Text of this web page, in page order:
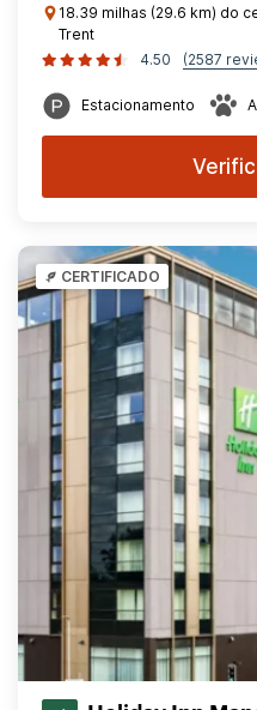
18.39 milhas (29.6 km) do
Trent
4.50
(2587
Estacionamento
CERTIFICADO